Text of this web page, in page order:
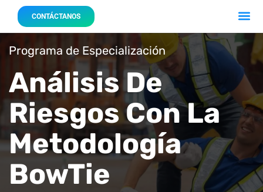
CONTÁCTANOS
Programa de Especialización
Análisis De
Riesgos Con La
Metodología
BowTie